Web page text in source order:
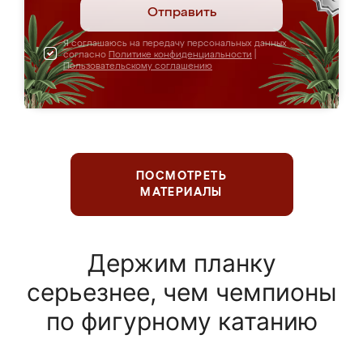
Отправить
Я соглашаюсь на передачу персональных данных
согласно Политике конфиденциальности
Пользовательскому соглашению
ПОСМОТРЕТЬ
МАТЕРИАЛЫ
Держим планку
серьезнее, чем чемпионы
по фигурному катанию